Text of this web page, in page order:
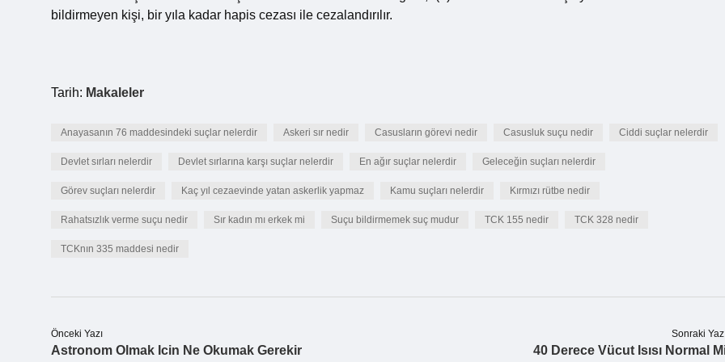
bildirmeyen kişi, bir yıla kadar hapis cezası ile cezalandırılır.
Tarih: Makaleler
Anayasanın 76 maddesindeki suçlar nelerdir Askeri sır nedir Casusların görevi nedir Casusluk suçu nedir Ciddi suçlar nelerdir
Devlet sırları nelerdir Devlet sırlarına karşı suçlar nelerdir En ağır suçlar nelerdir Geleceğin suçları nelerdir
Görev suçları nelerdir Kaç yıl cezaevinde yatan askerlik yapmaz Kamu suçları nelerdir Kırmızı rütbe nedir
Rahatsızlık verme suçu nedir Sır kadın mı erkek mi Suçu bildirmemek suç mudur TCK 155 nedir TCK 328 nedir
TCKnın 335 maddesi nedir
Önceki Yazı
Astronom Olmak Icin Ne Okumak Gerekir
Sonraki
40 Derece Vücut Isısı Normal